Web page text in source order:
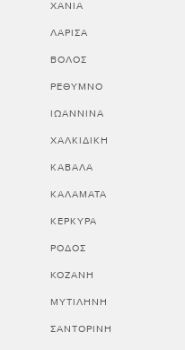
ΧΑΝΙΑ
ΛΑΡΙΣΑ
ΒΟΛΟΣ
ΡΕΘΥΜΝΟ
ΙΩΑΝΝΙΝΑ
ΧΑΛΚΙΔΙΚΗ
ΚΑΒΑΛΑ
ΚΑΛΑΜΑΤΑ
ΚΕΡΚΥΡΑ
ΡΟΔΟΣ
ΚΟΖΑΝΗ
ΜΥΤΙΛΗΝΗ
ΣΑΝΤΟΡΙΝΗ